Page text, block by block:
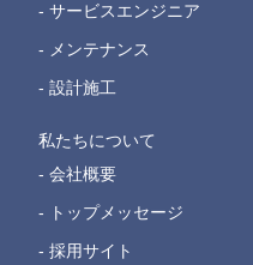
- サービスエンジニア
- メンテナンス
- 設計施工
私たちについて
- 会社概要
- トップメッセージ
- 採用サイト